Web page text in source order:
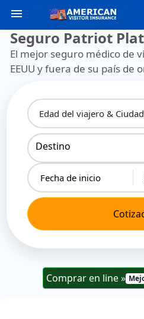
menu
Seguro Patriot
El mejor seguro médico de
EEUU y fuera de su país de
Edad del viajero &
Destino
Comprar en line»